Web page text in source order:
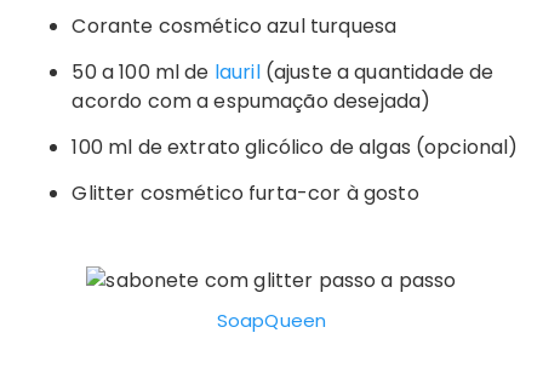
Corante cosmético azul turquesa
50 a 100 ml de lauril(ajuste a quantidade de
acordo com a espumação desejada)
100 ml de extrato glicólico de algas (opcional)
Glitter cosmético furta-cor à gosto
SoapQueen